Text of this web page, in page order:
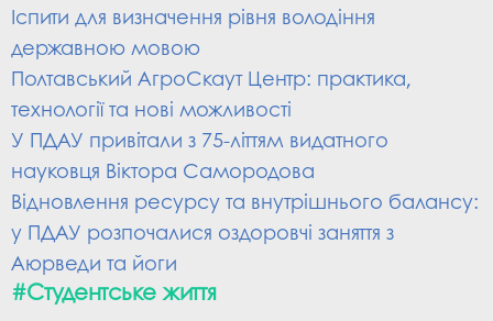
Іспити для визначення рівня володіння
державною мовою
Полтавський АгроСкаут Центр: практика,
технології та нові можливості
У ПДАУ привітали з 75-літтям видатного
науковця Віктора Самородова
Відновлення ресурсу та внутрішнього балансу:
у ПДАУ розпочалися оздоровчі заняття з
Аюрведи та йоги
#Студентське життя